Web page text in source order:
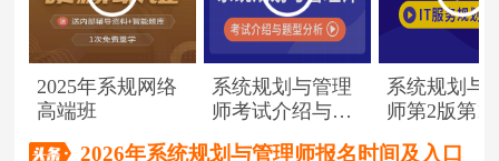
2025年系规网络
高端班
系统规划与管理
师考试介绍与题
系统规划与
师第2版第1
2026年系统规划与管理师报名时间及入口